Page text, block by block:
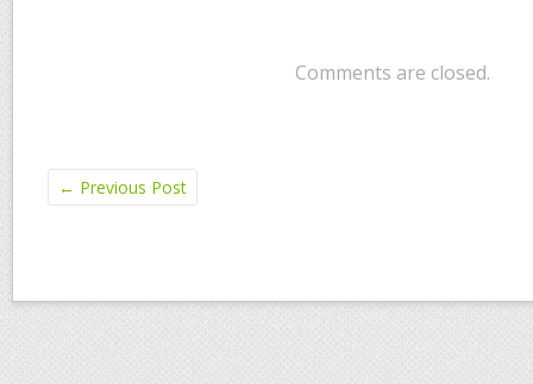
Comments are closed.
← Previous Post